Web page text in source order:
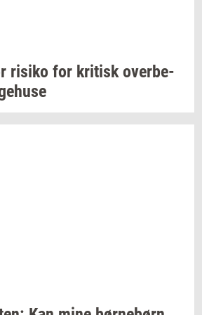
ri­si­ko for kri­tisk over­be­